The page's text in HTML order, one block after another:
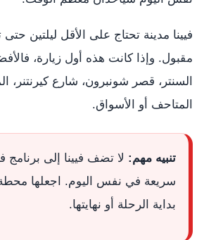
فيينا مدينة تحتاج على الأقل ليلتين
السنتر، قصر شونبرون، شارع كيرنتنر،
المتاحف أو الأسواق.
تنبيه مهم: لا تضف فيينا إلى برنامج
سريعة في نفس اليوم. اجعلها
بداية الرحلة أو نهايتها.